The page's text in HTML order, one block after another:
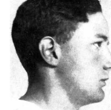
feministycznej
Ręce pełne poezji
Kolekcje edukacyjne
twórców przechodzących
do domeny publicznej,
lektur szkolnych oraz